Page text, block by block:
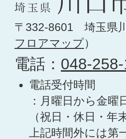
〒332-8601 埼玉県
フロアマップ）
電話： 048-
電話受付時間
：月曜日から金
（祝日・休日・年
上記時間外には第